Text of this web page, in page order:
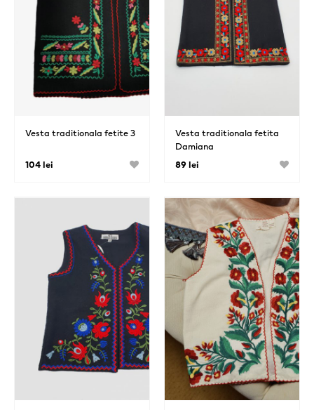
Vesta traditionala fetite 3
104 lei
Vesta traditionala fetita
Damiana
89 lei